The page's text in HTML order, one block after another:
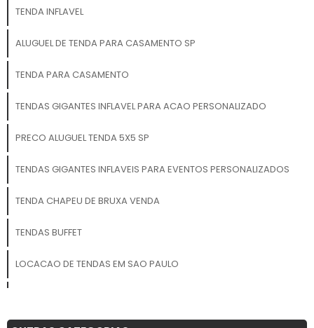
TENDA INFLAVEL
ALUGUEL DE TENDA PARA CASAMENTO SP
TENDA PARA CASAMENTO
TENDAS GIGANTES INFLAVEL PARA ACAO PERSONALIZADO
PRECO ALUGUEL TENDA 5X5 SP
TENDAS GIGANTES INFLAVEIS PARA EVENTOS PERSONALIZADOS
TENDA CHAPEU DE BRUXA VENDA
TENDAS BUFFET
LOCACAO DE TENDAS EM SAO PAULO